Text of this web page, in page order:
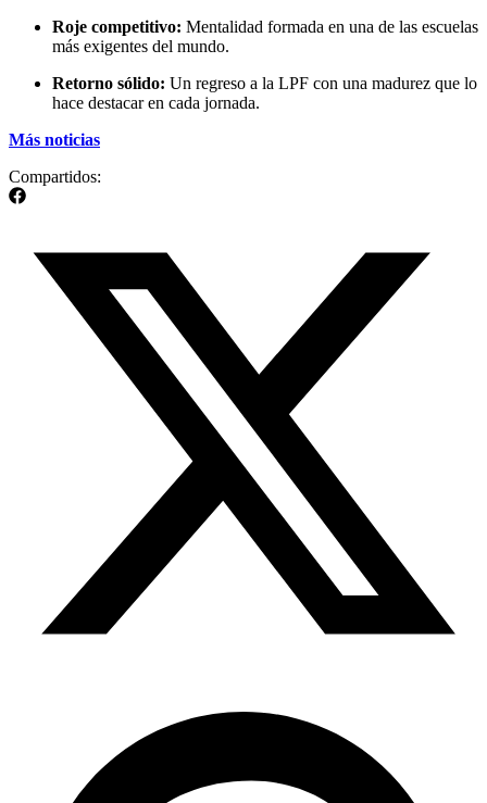
Roje competitivo: Mentalidad formada en una de las escuelas
más exigentes del mundo.
Retorno sólido: Un regreso a la LPF con una madurez que lo
hace destacar en cada jornada.
Más noticias
Compartidos: